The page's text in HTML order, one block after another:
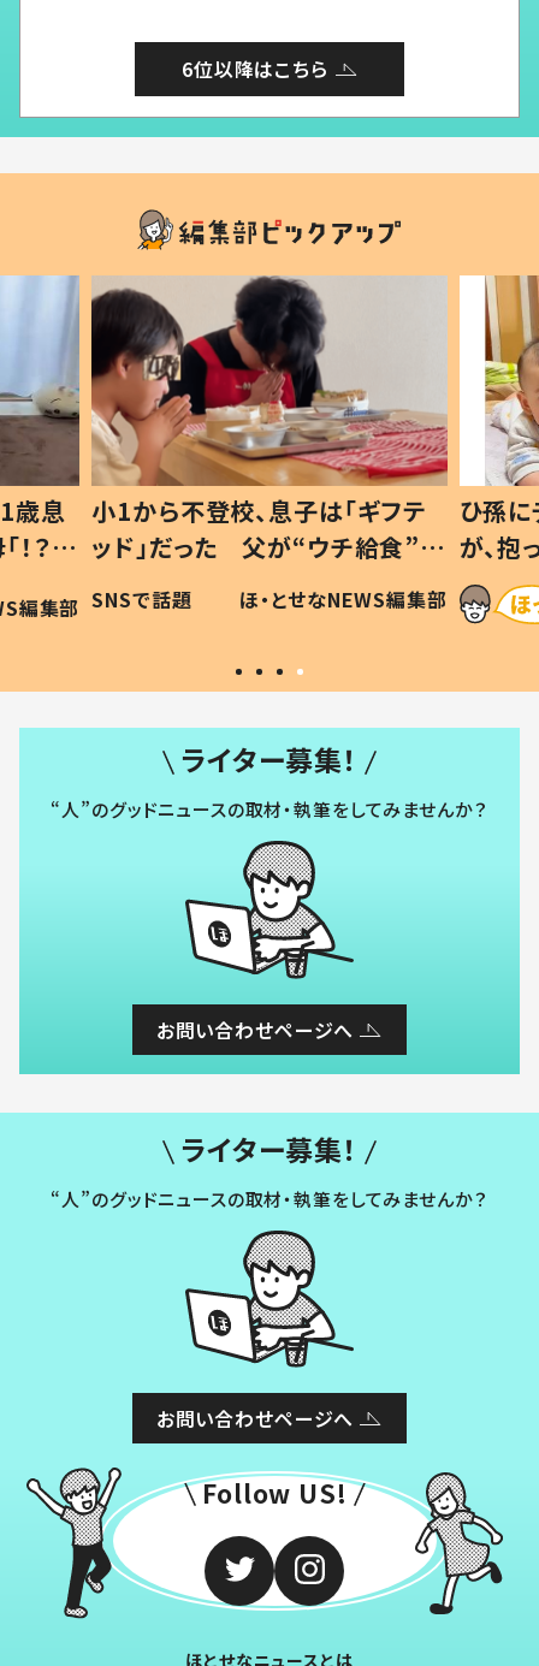
6位以降はこちら
歳息
？」
編集部
小1から不登校、息子は「ギフテ
ッド」だった 父が“ウチ給食”を
作り続ける理由とは #令和の親
#令和の子
SNSで話題 ほ・とせなNEWS編集部
ひ孫
が、
「涙が
い」
ライター募集！
“人”のグッドニュースの取材・執筆をしてみませんか？
お問い合わせページへ
ライター募集！
“人”のグッドニュースの取材・執筆をしてみませんか？
お問い合わせページへ
Follow US!
ほとせなニュースとは